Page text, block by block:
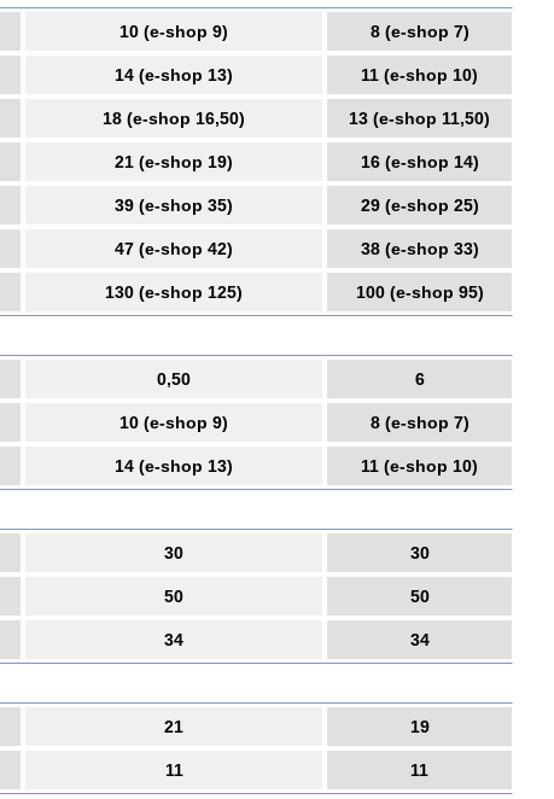
10 (e-shop 9) 8 (e-shop 7)
14 (e-shop 13) 11 (e-shop 10)
18 (e-shop 16,50) 13 (e-shop 11,50)
21 (e-shop 19) 16 (e-shop 14)
39 (e-shop 35) 29 (e-shop 25)
47 (e-shop 42) 38 (e-shop 33)
130 (e-shop 125) 100 (e-shop 95)
0,50 6
10 (e-shop 9) 8 (e-shop 7)
14 (e-shop 13) 11 (e-shop 10)
30 30
50 50
34 34
21 19
11 11